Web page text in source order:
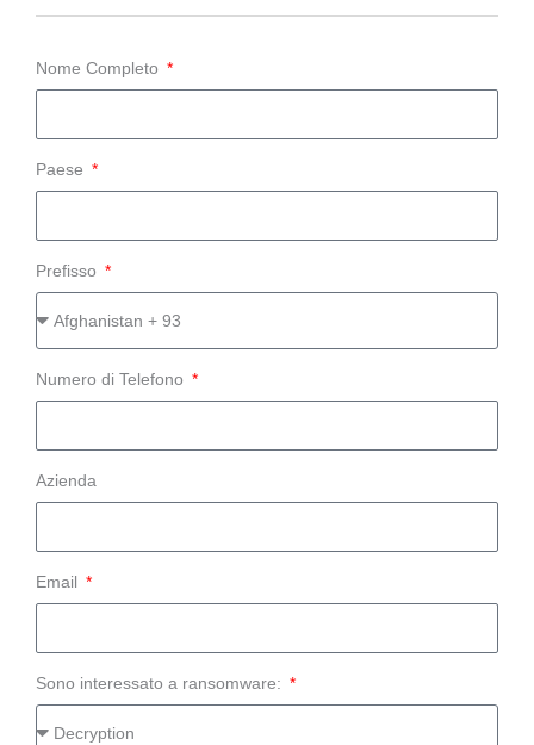
Nome Completo
Paese
Prefisso
Numero di Telefono
Azienda
Email
Sono interessato a ransomware: